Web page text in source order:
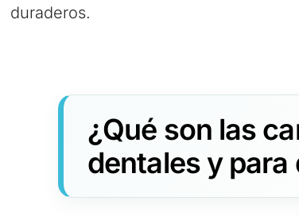
duraderos.
¿Qué son las
dentales y para